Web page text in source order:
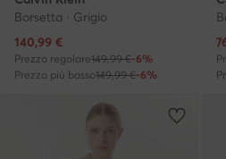
Borsetta · Grigio
Prezzo attuale
140,99 €
Prezzo regolare149,99 €-6%
Prezzo più basso149,99 €-6%